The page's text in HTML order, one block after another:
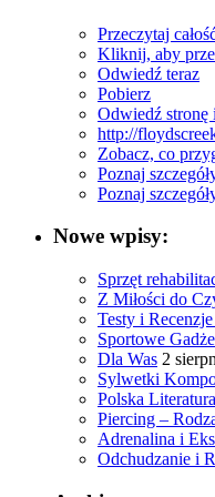
Przeczytaj
Kliknij, aby
Odwiedź teraz
Pobierz
Odwiedź stronę
http://
Zobacz, co
Poznaj
Poznaj
Nowe wpisy:
Sprzęt
Z Miłości do
Testy i
Sportowe
Dla Was 2
Sylwetki
Polska
Piercing –
Adrenalina i
Odchudzanie i